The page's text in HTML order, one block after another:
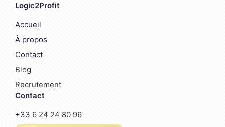
Logic2Profit
Accueil
À propos
Contact
Blog
Recrutement
Contact
+33 6 24 24 80 96